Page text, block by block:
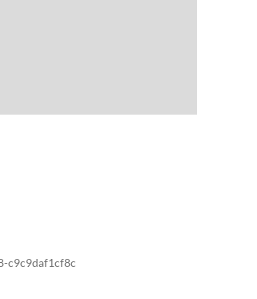
c9c9daf1cf8c